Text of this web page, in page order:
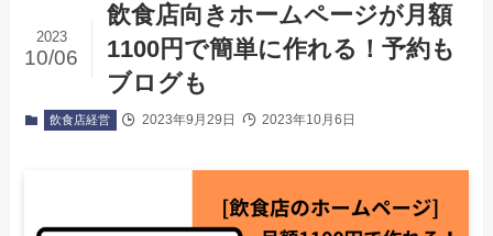
飲食店向きホームページが月額
1100円で簡単に作れる！予約も
ブログも
2023
10/06
飲食店経営 2023年9月29日 2023年10月6日